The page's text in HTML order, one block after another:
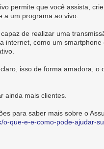
permite que você assista,
a um programa ao vivo.
de realizar uma
internet, como um smartphone
isso de forma amadora, o
ainda mais clientes.
para saber mais sobre o
o-que-e-e-como-pode-ajudar-